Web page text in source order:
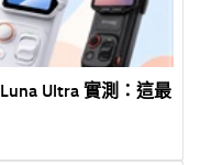
Ultra 實測：這最